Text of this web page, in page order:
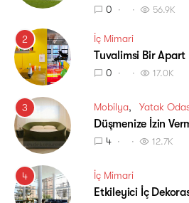
0 56.9K
2 İç Mimari
Tuvalimsi Bir Apart
0 17.0K
3 Mobilya Yatak
Düşmenize İzin
4 12.7K
4 İç Mimari
Etkileyici İç